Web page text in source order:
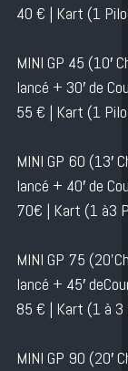
40 € | Kart (1
MlNl GP 45 (10′
lancé + 30′ de
55 € | Kart (1
MlNl GP 60 (13′
lancé + 40′ de
70€ | Kart (1 à3
MlNl GP 75
lancé + 45′
85 € | Kart (1 à
MlNl GP 90 (20′